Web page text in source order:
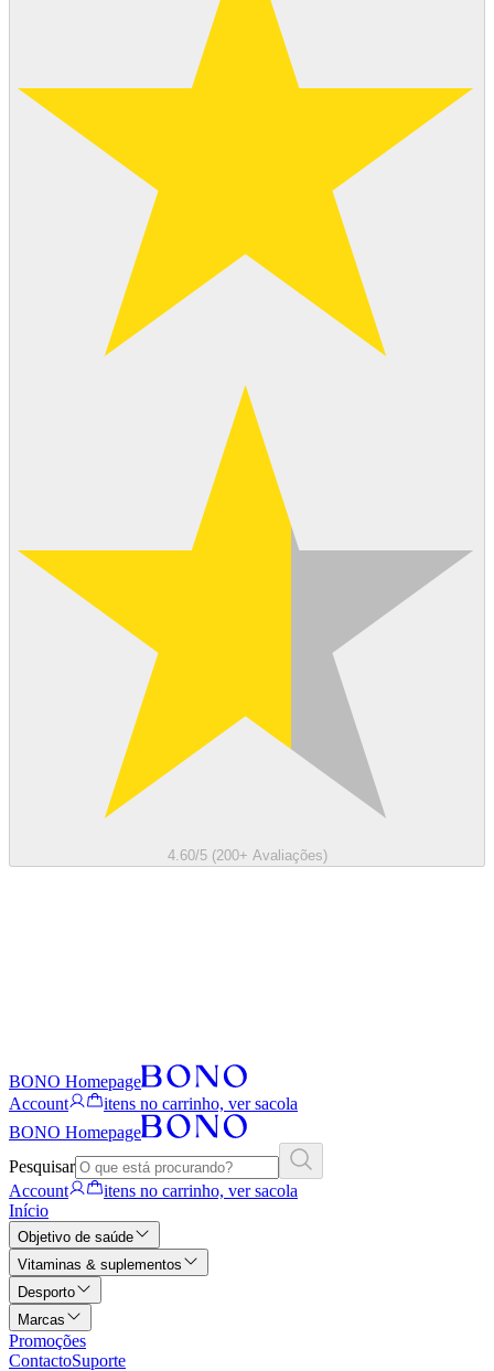
4.60/5 (200+ Avaliações)
BONO Homepage
Account
itens no carrinho, ver sacola
BONO Homepage
Pesquisar
Account
itens no carrinho, ver sacola
Início
Objetivo de saúde
Vitaminas & suplementos
Desporto
Marcas
Promoções
ContactoSuporte